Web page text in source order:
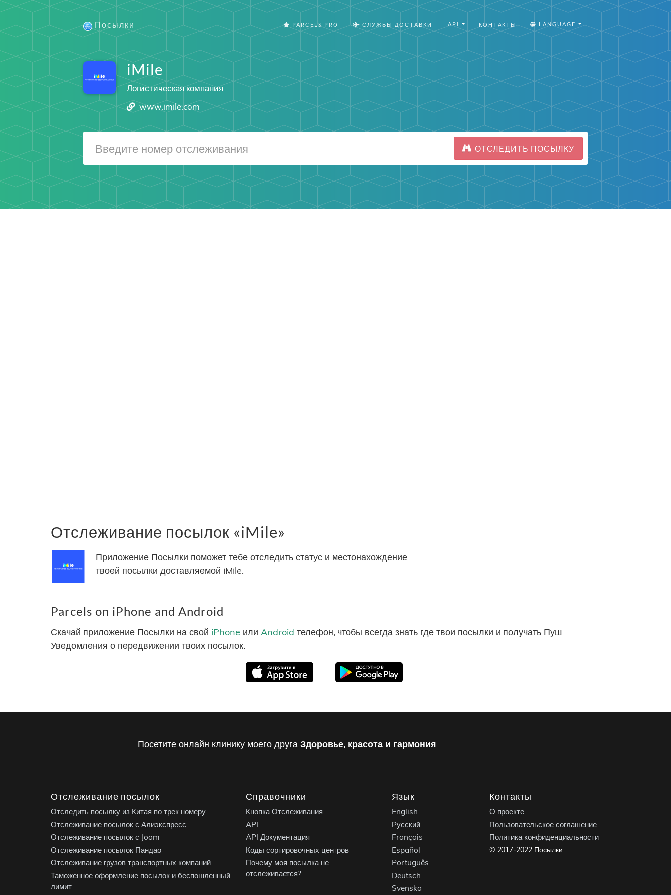
Посылки PARCELS PRO СЛУЖБЫ ДОСТАВКИ API КОНТАКТЫ LANGUAGE
iMile
Логистическая компания
www.imile.com
ОТСЛЕДИТЬ ПОСЫЛКУ
Отслеживание посылок «iMile»
Приложение Посылки поможет тебе отследить статус и местонахождение
твоей посылки доставляемой iMile.
Parcels on iPhone and Android
Скачай приложение Посылки на свой iPhone или Android телефон, чтобы всегда знать где твои посылки и получать Пуш
Уведомления о передвижении твоих посылок.
Посетите онлайн клинику моего друга Здоровье, красота и гармония
Отслеживание посылок
Отследить посылку из Китая по трек номеру
Отслеживание посылок с Алиэкспресс
Отслеживание посылок с Joom
Отслеживание посылок Пандао
Отслеживание грузов транспортных компаний
Таможенное оформление посылок и беспошленный
лимит
Справочники
Кнопка Отслеживания
API
API Документация
Коды сортировочных центров
Почему моя посылка не
отслеживается?
Язык
English
Русский
Français
Español
Português
Deutsch
Svenska
Контакты
О проекте
Пользовательское соглашение
Политика конфиденциальности
© 2017-2022 Посылки